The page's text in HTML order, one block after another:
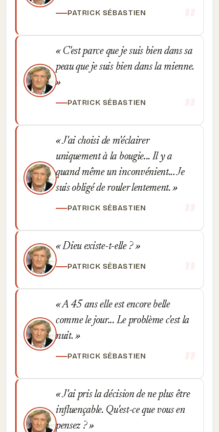
PATRICK SÉBASTIEN
C'est parce que je suis bien dans sa
peau que je suis bien dans la mienne.
PATRICK SÉBASTIEN
J'ai choisi de m'éclairer
uniquement à la bougie... Il y a
quand même un inconvénient... Je
suis obligé de rouler lentement.
PATRICK SÉBASTIEN
Dieu existe-t-elle ?
PATRICK SÉBASTIEN
A 45 ans elle est encore belle
comme le jour... Le problème c'est la
nuit.
PATRICK SÉBASTIEN
J'ai pris la décision de ne plus être
influençable. Qu'est-ce que vous en
pensez ?